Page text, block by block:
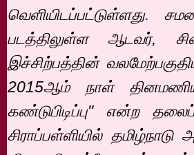
வெளியிடப்பட்டுள்ளது.
படத்திலுள்ள ஆடவர்,
இச்சிற்பத்தின்
2015ஆம் நாள்
கண்டுபிடிப்பு" என்ற
சிராப்பள்ளியில்